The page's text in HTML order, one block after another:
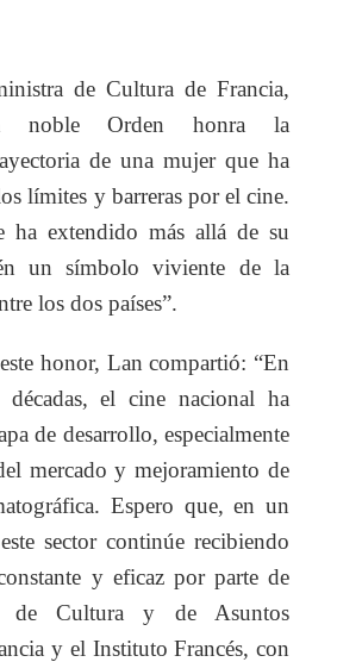
de Cultura de Francia,
noble Orden honra la
de una mujer que ha
límites y barreras por el cine.
ha extendido más allá de su
un símbolo viviente de la
los dos países”.
honor, Lan compartió: “En
el cine nacional ha
de desarrollo, especialmente
mercado y mejoramiento de
Espero que, en un
sector continúe recibiendo
y eficaz por parte de
de Cultura y de Asuntos
y el Instituto Francés, con